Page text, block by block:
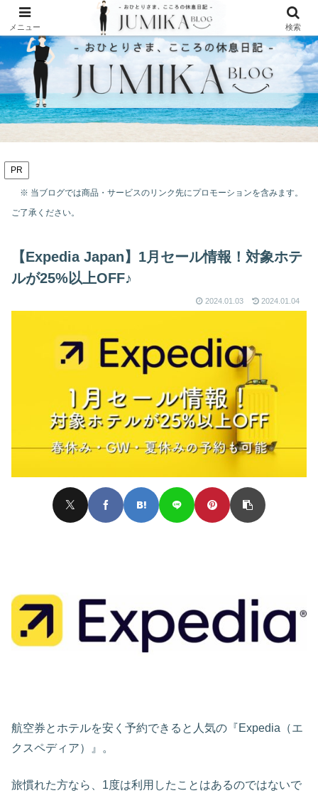
PR
※ 当ブログでは商品・サービスのリンク先にプロモーションを含みます。
ご了承ください。
【Expedia Japan】1月セール情報！対象ホテ
ルが25%以上OFF♪
2024.01.03 2024.01.04
航空券とホテルを安く予約できると人気の『Expedia（エ
クスペディア）』。
旅慣れた方なら、1度は利用したことはあるのではないで
メニュー 検索